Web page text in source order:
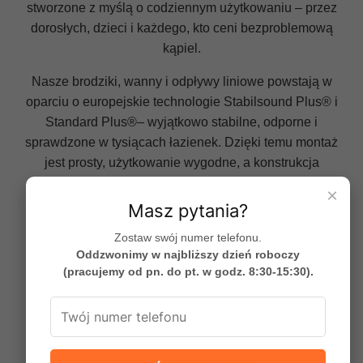
stworzone z myślą o codziennym użytkowaniu – przez
dorosłych, dzieci i każdego, kto ceni bezproblemową
kąpiel.
Nasze brodziki, wanny i odpływy liniowe powstają w
oparciu o europejskie technologie Stabilsound Plus® i
Standard Plus®– wyjątkowo stabilne, odporne i
sprawdzone w tysiącach łazienek. Dzięki temu montaż
jest prosty, użytkowanie wygodne, a konstrukcja
Schedline® oferuje także gotowe systemy do
zabudowy pod płytkę, które zapewniają idealne
podparcie, bezpieczeństwo użytkowania i szybkość
montażu wanien w połączeniu z ich idealną
stabilnością.
45 latach doświadczenia. Każdy element został
×
Masz pytania?
Zostaw swój numer telefonu.
Oddzwonimy w najbliższy dzień roboczy
(pracujemy od pn. do pt. w godz. 8:30-15:30).